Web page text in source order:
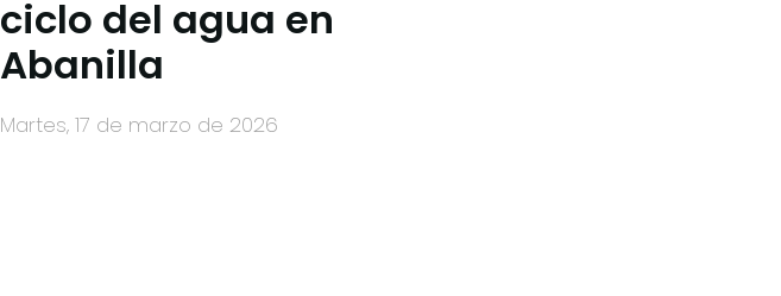
ciclo del agua en
Abanilla
martes, 17 de marzo de 2026